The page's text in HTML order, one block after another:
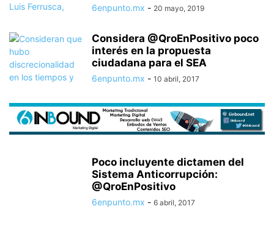
6enpunto.mx - 20 mayo, 2019
Considera @QroEnPositivo poco
interés en la propuesta
ciudadana para el SEA
6enpunto.mx - 10 abril, 2017
Poco incluyente dictamen del
Sistema Anticorrupción:
@QroEnPositivo
6enpunto.mx - 6 abril, 2017